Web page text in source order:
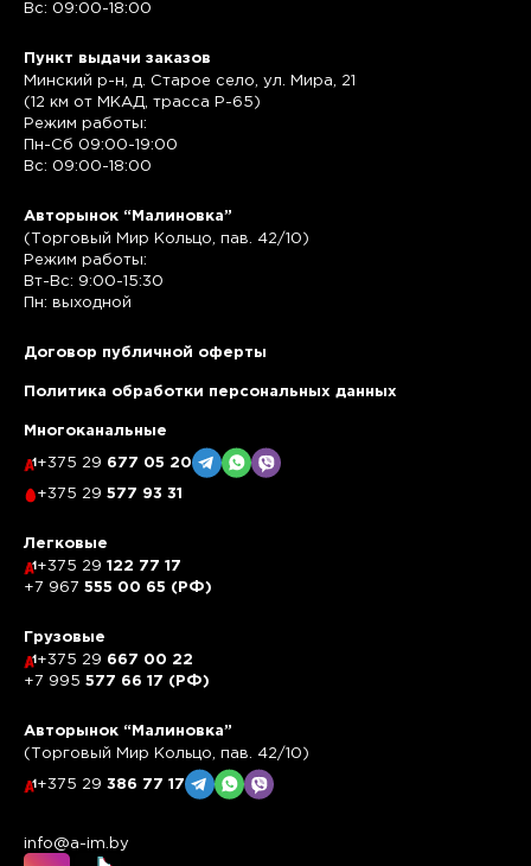
Вс: 09:00-18:00
Пункт выдачи заказов
Минский р-н, д. Старое село, ул. Мира, 21
(12 км от МКАД, трасса P-65)
Режим работы:
Пн-Сб 09:00-19:00
Вс: 09:00-18:00
Авторынок “Малиновка”
(Торговый Мир Кольцо, пав. 42/10)
Режим работы:
Вт-Вс: 9:00-15:30
Пн: выходной
Договор публичной оферты
Политика обработки персональных данных
Многоканальные
+375 29 677 05 20
+375 29 577 93 31
Легковые
+375 29 122 77 17
+7 967 555 00 65 (РФ)
Грузовые
+375 29 667 00 22
+7 995 577 66 17 (РФ)
Авторынок “Малиновка”
(Торговый Мир Кольцо, пав. 42/10)
+375 29 386 77 17
info@a-im.by